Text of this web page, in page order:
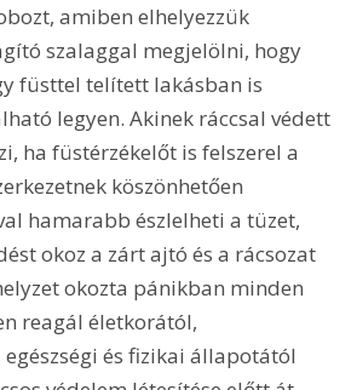
amiben elhelyezzük 
szalaggal megjelölni, hogy
füsttel telített lakásban is
legyen. Akinek ráccsal védett
ha füstérzékelőt is felszerel a
köszönhetően
hamarabb észlelheti a tüzet,
okoz a zárt ajtó és a rácsozat
okozta pánikban minden
reagál életkorától,
és fizikai állapotától